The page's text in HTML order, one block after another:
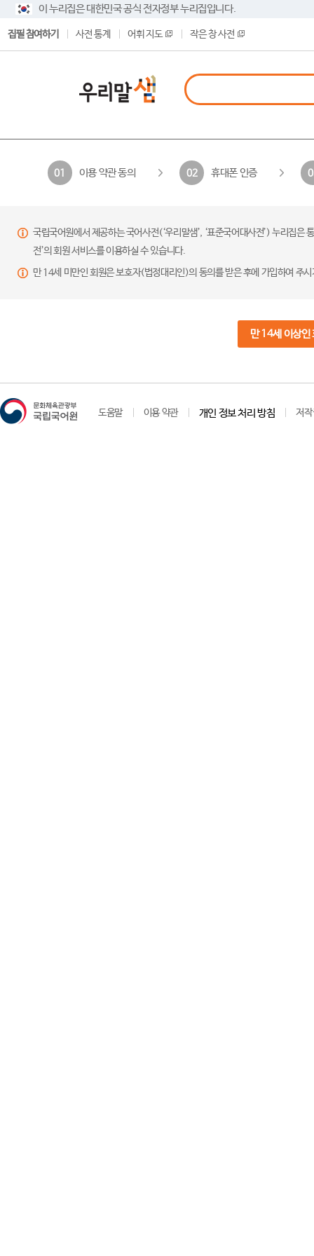
이 누리집은 대한민국 공식 전자정부 누리집입니다.
집필 참여하기 사전 통계 어휘 지도 작은 창 사전
01 이용 약관 동의 02 휴대폰 인증
국립국어원에서 제공하는 국어사전(‘우리말샘’, ‘표준국어대사전’) 누리집
전’의 회원 서비스를 이용하실 수 있습니다.
만 14세 미만인 회원은 보호자(법정대리인)의 동의를 받은 후에 가입하여 주
만 14세 이상인
도움말 이용 약관 개인 정보 처리 방침 저